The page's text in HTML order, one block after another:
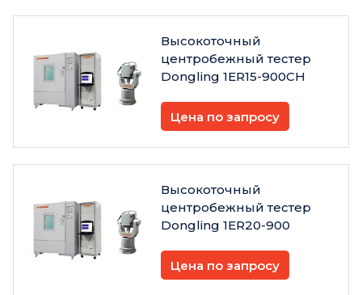
Высокоточный
центробежный тестер
Dongling 1ER15-900CH
Цена по запросу
Высокоточный
центробежный тестер
Dongling 1ER20-900
Цена по запросу